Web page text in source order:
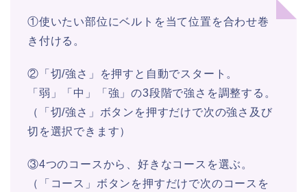
①使いたい部位にベルトを当て位置を合わせ巻
き付ける。
②「切/強さ」を押すと自動でスタート。
「弱」「中」「強」の3段階で強さを調整する。
（「切/強さ」ボタンを押すだけで次の強さ及び
切を選択できます）
③4つのコースから、好きなコースを選ぶ。
（「コース」ボタンを押すだけで次のコースを